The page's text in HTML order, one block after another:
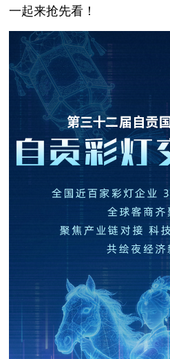
一起来抢先看！